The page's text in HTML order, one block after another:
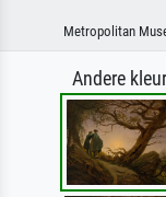
Metropolitan
Andere